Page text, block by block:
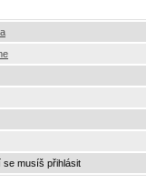
se musíš přihlásit